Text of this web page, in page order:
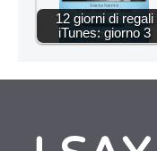
12 giorni di regali
iTunes: giorno 3